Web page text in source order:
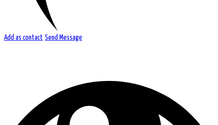
Add as contact Send Message